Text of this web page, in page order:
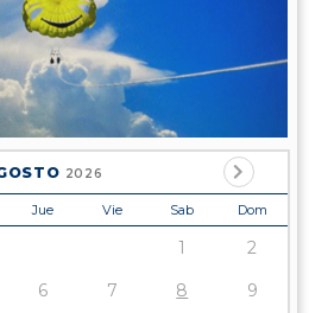
2026
Jue Vie Sab Dom
1
2
6 7 8
9